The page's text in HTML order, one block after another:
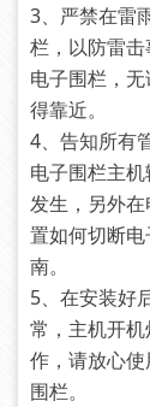
3、严禁在雷
栏，以防雷
电子围栏，
得靠近。
4、告知所有
电子围栏主
发生，另外
置如何切断
南。
5、在安装好
常，主机开
作，请放心
围栏。